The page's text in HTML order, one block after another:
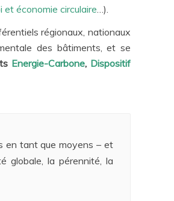
et économie circulaire…).
régionaux, nationaux
des bâtiments, et se
Energie-Carbone, Dispositif
en tant que moyens – et
globale, la pérennité, la